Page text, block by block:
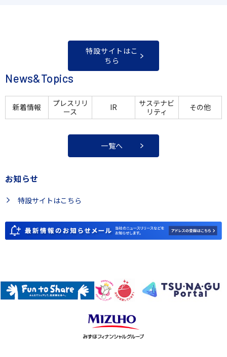
特設サイトはこ
ちら
News&Topics
新着情報
プレスリリ
ース
IR
サステナビ
リティ
その他
一覧へ
お知らせ
特設サイトはこちら